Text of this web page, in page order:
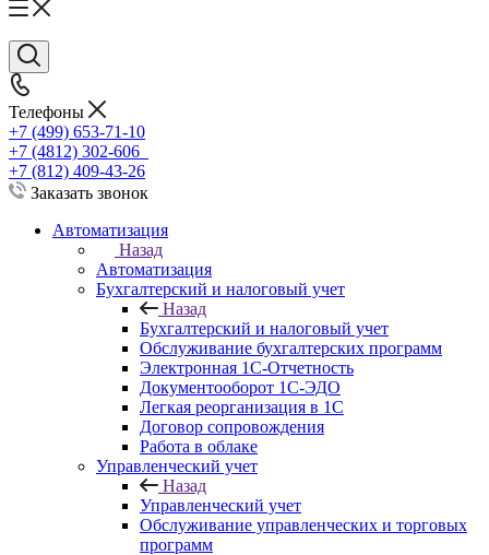
Телефоны
+7 (499) 653-71-10
+7 (4812) 302-606
+7 (812) 409-43-26
Заказать звонок
Автоматизация
Назад
Автоматизация
Бухгалтерский и налоговый учет
Назад
Бухгалтерский и налоговый учет
Обслуживание бухгалтерских программ
Электронная 1С-Отчетность
Документооборот 1С-ЭДО
Легкая реорганизация в 1С
Договор сопровождения
Работа в облаке
Управленческий учет
Назад
Управленческий учет
Обслуживание управленческих и торговых
программ